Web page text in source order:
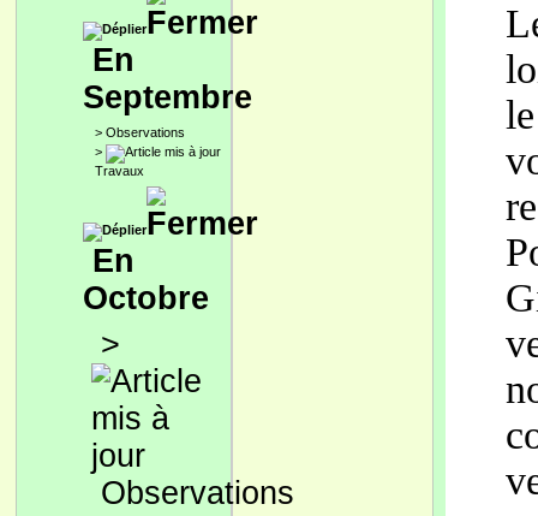
En
Septembre
> Observations
>
Travaux
En
Octobre
>
Observations